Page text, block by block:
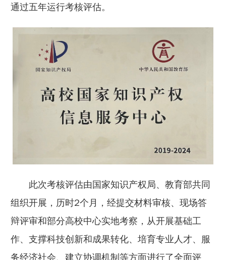
通过五年运行考核评估。
此次考核评估由国家知识产权局、教育部共同
组织开展，历时2个月，经提交材料审核、现场答
辩评审和部分高校中心实地考察，从开展基础工
作、支撑科技创新和成果转化、培育专业人才、服
务经济社会、建立协调机制等方面进行了全面评